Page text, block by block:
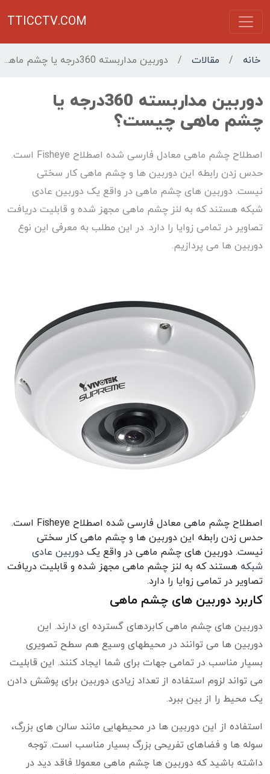
TTICCTV.COM
خانه / مقالات / دوربین مداربسته 360درجه یا چشم ماهی چیست؟
دوربین مداربسته 360درجه یا
چشم ماهی چیست؟
اصطلاح چشم ماهی معادل فارسی شده اصطلاح Fisheye است.
حدس زدن رابطه این دوربین ها و چشم ماهی کار سختی
نیست. دوربین های چشم ماهی در واقع یک دوربین عادی
شبکه هستند که به لنز چشم ماهی مجهز شده و قابلیت دریافت
تصاویر در تمامی زوایا را دارد. در این مطلب به معرفی این نوع
دوربین ها می پردازیم.
اصطلاح چشم ماهی معادل فارسی شده اصطلاح Fisheye است.
حدس زدن رابطه این دوربین ها و چشم ماهی کار سختی
نیست. دوربین های چشم ماهی در واقع یک دوربین عادی
شبکه هستند که به لنز چشم ماهی مجهز شده و قابلیت دریافت
تصاویر در تمامی زوایا را دارد.
کاربرد دوربین های چشم ماهی
دوربین های چشم ماهی کابردهای گسترده ای دارند. این
دوربین ها می توانند در محیطهای وسیع هم سطح تصویری
بسیار مناسب در تمامی جهات برای شما ایجاد کنند. این قابلیت
می تواند لزوم استفاده از تعداد زیادی دوربین برای پوشش دادن
یک محیط را از بین ببرد.
استفاده از این دوربین ها در محیطهایی مانند سالن های بزرگ،
سوله ها و فضاهای تفریحی بزرگ بسیار مناسب است. توجه
داشته باشید که دوربین ها چشم ماهی معمولا فاقد دید در